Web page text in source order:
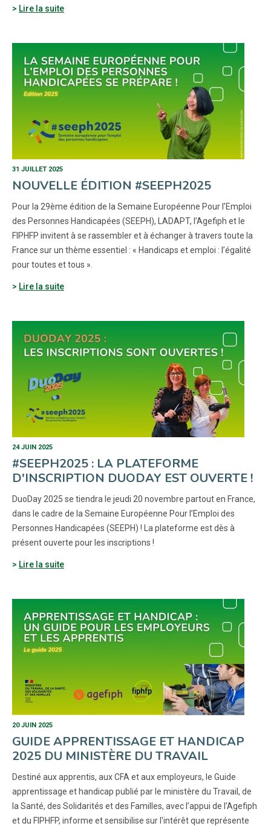
Lire la suite
31 JUILLET 2025
NOUVELLE ÉDITION #SEEPH2025
Pour la 29ème édition de la Semaine Européenne Pour l’Emploi
des Personnes Handicapées (SEEPH), LADAPT, l’Agefiph et le
FIPHFP invitent à se rassembler et à échanger à travers toute la
France sur un thème essentiel : « Handicaps et emploi : l’égalité
pour toutes et tous ».
Lire la suite
24 JUIN 2025
#SEEPH2025 : LA PLATEFORME
D'INSCRIPTION DUODAY EST OUVERTE !
DuoDay 2025 se tiendra le jeudi 20 novembre partout en France,
dans le cadre de la Semaine Européenne Pour l’Emploi des
Personnes Handicapées (SEEPH) ! La plateforme est dès à
présent ouverte pour les inscriptions !
Lire la suite
20 JUIN 2025
GUIDE APPRENTISSAGE ET HANDICAP
2025 DU MINISTÈRE DU TRAVAIL
Destiné aux apprentis, aux CFA et aux employeurs, le Guide
apprentissage et handicap publié par le ministère du Travail, de
la Santé, des Solidarités et des Familles, avec l’appui de l’Agefiph
et du FIPHFP, informe et sensibilise sur l'intérêt que représente